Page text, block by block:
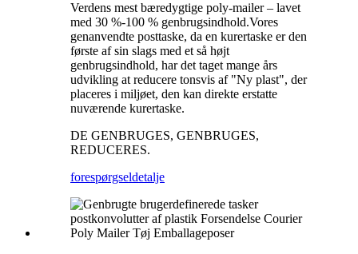
Verdens mest bæredygtige poly-mailer – lavet
med 30 %-100 % genbrugsindhold.Vores
genanvendte posttaske, da en kurertaske er den
første af sin slags med et så højt
genbrugsindhold, har det taget mange års
udvikling at reducere tonsvis af "Ny plast", der
placeres i miljøet, den kan direkte erstatte
nuværende kurertaske.
DE GENBRUGES, GENBRUGES,
REDUCERES.
forespørgseldetalje